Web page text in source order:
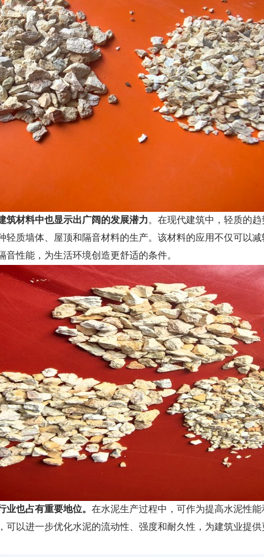
筑材料中也显示出广阔的发展潜力。在现代建筑中，轻质的
轻质墙体、屋顶和隔音材料的生产。该材料的应用不仅可以减
性能，为生活环境创造更舒适的条件。
也占有重要地位。 在水泥生产过程中，可作为提高水泥性
可以进一步优化水泥的流动性、强度和耐久性，为建筑业提